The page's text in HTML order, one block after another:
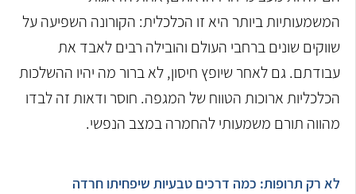
המשמעותיות ביותר היא זו הכלכלית: הקורונה השפיעה על
שווקים שונים ברחבי העולם והובילה רבים לאבד את
עבודתם. גם לאחר שיופץ חיסון, לא ברור מה יהיו ההשלכות
הכלכליות ארוכות הטווח של המגפה. חוסר ודאות זה לבדו
מהווה תורם משמעותי להחמרה במצב הנפשי.
לא רק תרופות: כמה דרכים טבעיות שיפחיתו חרדה